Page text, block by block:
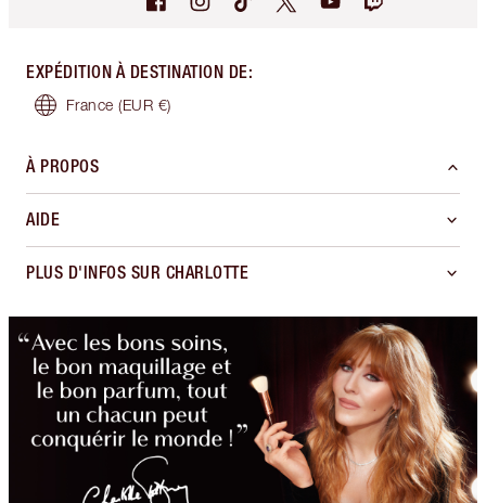
EXPÉDITION À DESTINATION DE:
France (EUR €)
À PROPOS
AIDE
PLUS D'INFOS SUR CHARLOTTE